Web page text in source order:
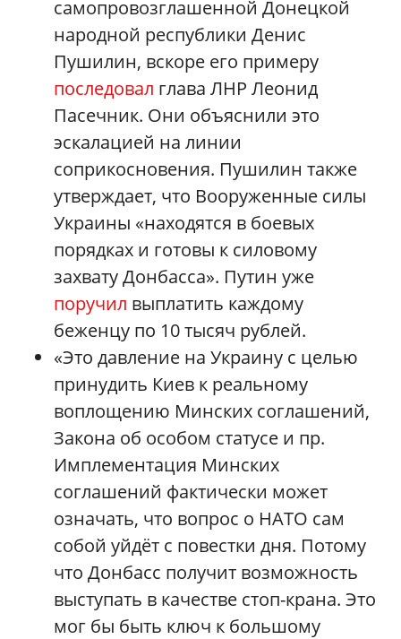
самопровозглашенной Донецкой
народной республики Денис
Пушилин, вскоре его примеру
последовал глава ЛНР Леонид
Пасечник. Они объяснили это
эскалацией на линии
соприкосновения. Пушилин также
утверждает, что Вооруженные силы
Украины «находятся в боевых
порядках и готовы к силовому
захвату Донбасса». Путин уже
поручил выплатить каждому
беженцу по 10 тысяч рублей.
«Это давление на Украину с целью
принудить Киев к реальному
воплощению Минских соглашений,
Закона об особом статусе и пр.
Имплементация Минских
соглашений фактически может
означать, что вопрос о НАТО сам
собой уйдёт с повестки дня. Потому
что Донбасс получит возможность
выступать в качестве стоп-крана. Это
мог бы быть ключ к большому